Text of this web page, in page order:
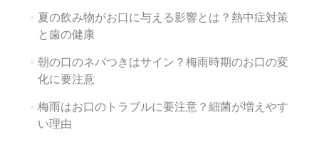
夏の飲み物がお口に与える影響とは？熱中症対策
と歯の健康
朝の口のネバつきはサイン？梅雨時期のお口の変
化に要注意
梅雨はお口のトラブルに要注意？細菌が増えやす
い理由